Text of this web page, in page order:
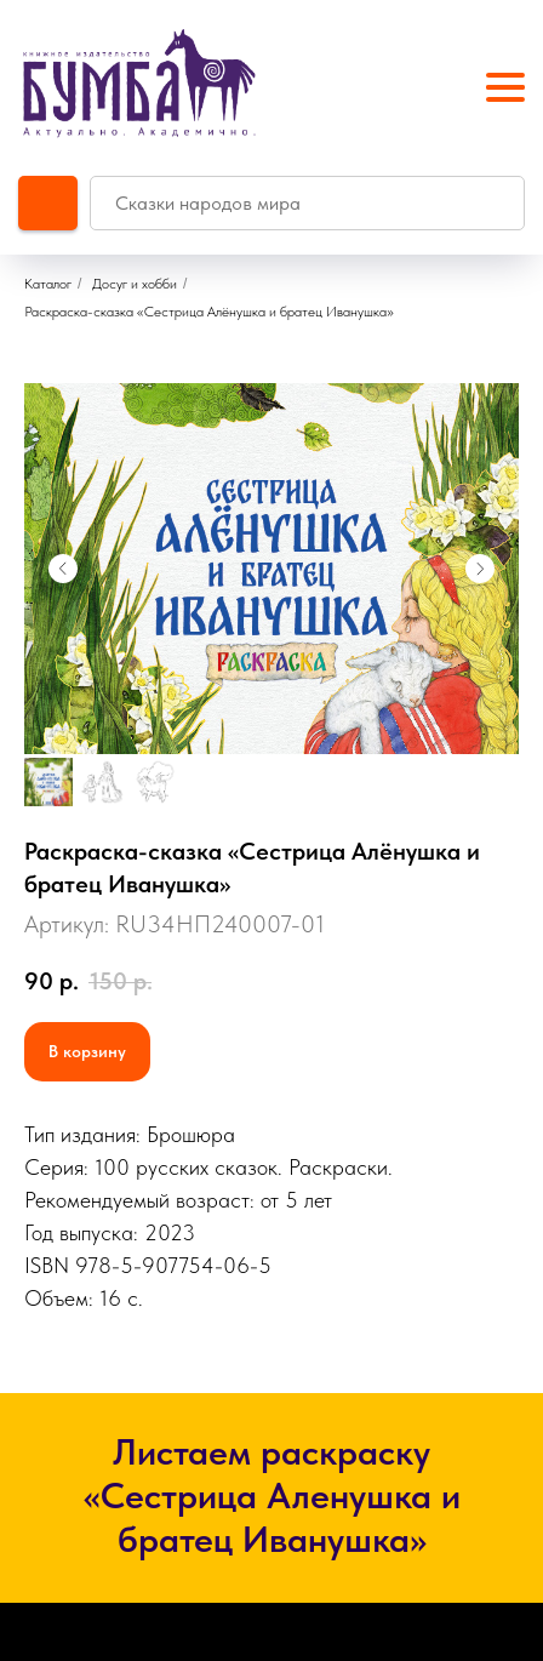
Каталог / Досуг и хобби /
Раскраска-сказка «Сестрица Алёнушка и братец Иванушка»
Раскраска-сказка «Сестрица Алёнушка и
братец Иванушка»
Артикул: RU34НП240007-01
90 р. 150 р.
В корзину
Тип издания: Брошюра
Серия: 100 русских сказок. Раскраски.
Рекомендуемый возраст: от 5 лет
Год выпуска: 2023
ISBN 978-5-907754-06-5
Объем: 16 с.
Листаем раскраску
«Сестрица Аленушка и
братец Иванушка»